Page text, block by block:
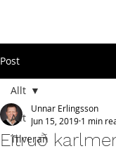
Post
Allt
Tilveran
Allt
Eitruð
Unnar Erlingsson
Jun 15, 2019 1 min